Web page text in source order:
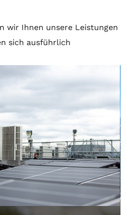
wir Ihnen unsere Leistungen
sich ausführlich